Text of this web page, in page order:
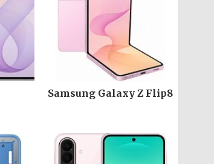
Samsung Galaxy Z Flip8